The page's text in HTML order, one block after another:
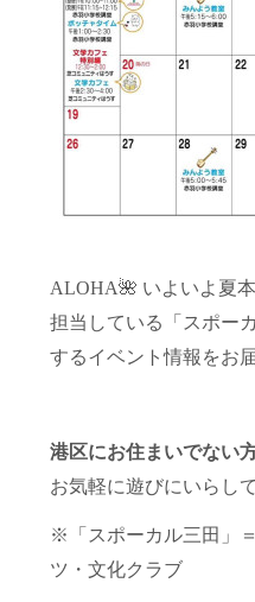
ALOHA🌺 いよいよ夏
担当している「スポー
するイベント情報をお
港区にお住まいでない
お気軽に遊びにいらし
※「スポーカル三田」
ツ・文化クラブ